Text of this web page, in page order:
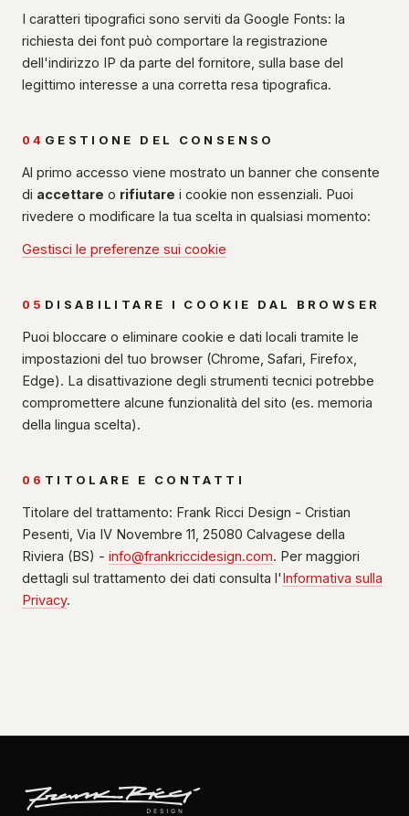
I caratteri tipografici sono serviti da Google Fonts: la
richiesta dei font può comportare la registrazione
dell'indirizzo IP da parte del fornitore, sulla base del
legittimo interesse a una corretta resa tipografica.
04 GESTIONE DEL CONSENSO
Al primo accesso viene mostrato un banner che consente
di accettare o rifiutare i cookie non essenziali. Puoi
rivedere o modificare la tua scelta in qualsiasi momento:
Gestisci le preferenze sui cookie
05 DISABILITARE I COOKIE DAL BROWSER
Puoi bloccare o eliminare cookie e dati locali tramite le
impostazioni del tuo browser (Chrome, Safari, Firefox,
Edge). La disattivazione degli strumenti tecnici potrebbe
compromettere alcune funzionalità del sito (es. memoria
della lingua scelta).
06 TITOLARE E CONTATTI
Titolare del trattamento: Frank Ricci Design - Cristian
Pesenti, Via IV Novembre 11, 25080 Calvagese della
Riviera (BS) - info@frankriccidesign.com. Per maggiori
dettagli sul trattamento dei dati consulta l'Informativa sulla
Privacy.